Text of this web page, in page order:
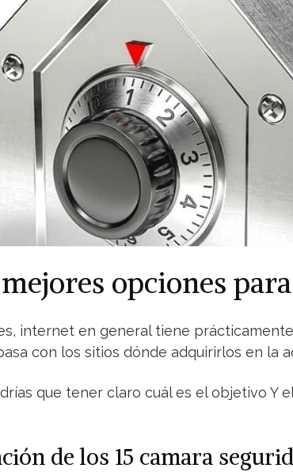
opciones
internet en general tiene
con los sitios dónde adquirirlos en la
que tener claro cuál es el objetivo
de los 15 camara